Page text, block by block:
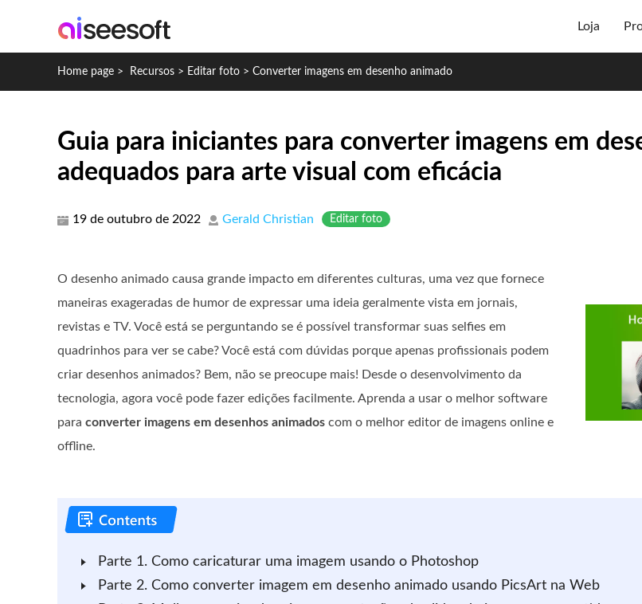
Loja
Home page > Recursos > Editar foto > Converter imagens em desenho animado
Guia para iniciantes para converter imagens em
adequados para arte visual com eficácia
19 de outubro de 2022 Gerald Christian Editar foto
O desenho animado causa grande impacto em diferentes culturas, uma vez que fornece
maneiras exageradas de humor de expressar uma ideia geralmente vista em jornais,
revistas e TV. Você está se perguntando se é possível transformar suas selfies em
quadrinhos para ver se cabe? Você está com dúvidas porque apenas profissionais podem
criar desenhos animados? Bem, não se preocupe mais! Desde o desenvolvimento da
tecnologia, agora você pode fazer edições facilmente. Aprenda a usar o melhor software
para converter imagens em desenhos animados com o melhor editor de imagens online e
offline.
Parte 1. Como caricaturar uma imagem usando o Photoshop
Parte 2. Como converter imagem em desenho animado usando PicsArt na Web